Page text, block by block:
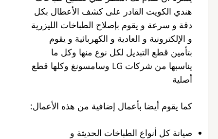
هندي الكويت القادر على كشف الأعطال بكل
دقة و سرعة و يقوم بإصلاح الطباخات الليزرية
و الإلكترونية و العادية و الكهربائية و يقوم
بتأمين قطع التبديل لكل نوع منها وكل ما
يناسبها من شركات LG وسامسونغ وكلها قطع
أصلية
كما يقوم أيضا بأعمال إضافية من هذه الأعمال:
صيانة كل أنواع الطباخات الحديثة و